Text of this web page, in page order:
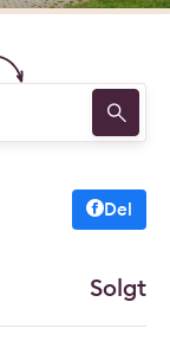
Del
Solgt